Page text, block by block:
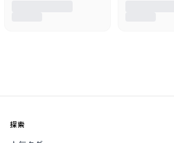
探索